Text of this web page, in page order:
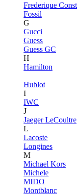
Frederique
Fossil
G
Gucci
Guess
Guess GC
H
Hamilton
Hublot
I
IWC
J
Jaeger LeCoultre
L
Lacoste
Longines
M
Michael Kors
Michele
MIDO
Montblanc